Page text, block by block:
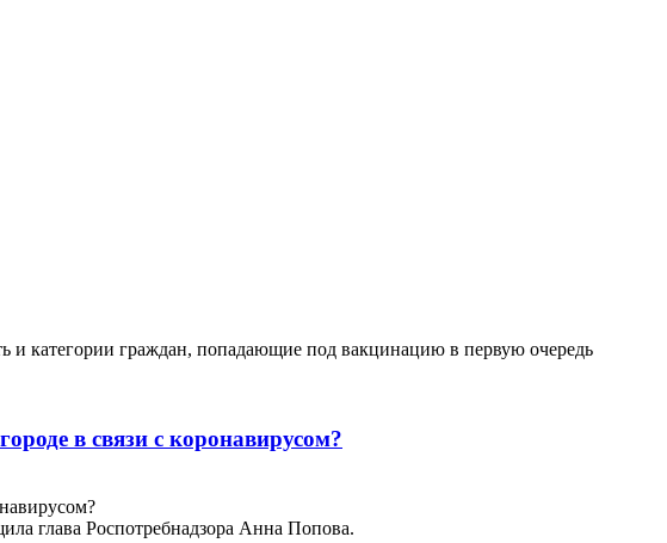
и категории граждан, попадающие под вакцинацию в первую очередь
в связи с коронавирусом?
глава Роспотребнадзора Анна Попова.